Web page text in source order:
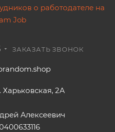
ЗАКАЗАТЬ ЗВОНОК
Харьковская, 2А
Алексеевич